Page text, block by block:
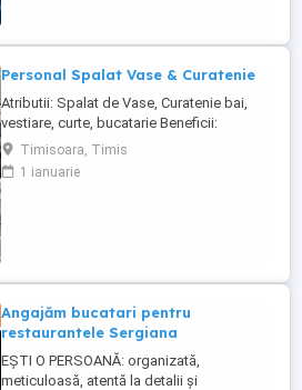
Garantam Salariu, program, ...
Personal Spalat Vase & Curatenie
Atributii: Spalat de Vase, Curatenie bai,
vestiare, curte, bucatarie Beneficii:
Contract de munca pe perioada
nedeterminata, Norma intreaga, Pachet
salarial motivant, Mediu de lucru placut
Timisoara, Timis
1 ianuarie
Angajăm bucatari pentru
restaurantele Sergiana
EȘTI O PERSOANĂ: organizată,
meticuloasă, atentă la detalii și